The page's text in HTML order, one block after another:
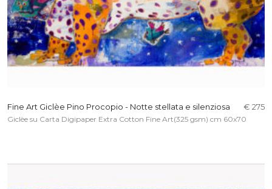
Fine Art Giclèe Pino Procopio - Notte stellata e silenziosa € 275
Giclèe su Carta Digipaper Extra Cotton Fine Art(325 gsm) cm 60x70